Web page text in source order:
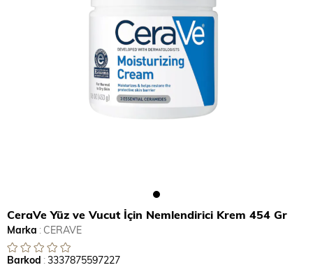
CeraVe Yüz ve Vucut İçin Nemlendirici Krem 454 Gr
Marka : CERAVE
Barkod :3337875597227